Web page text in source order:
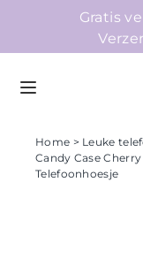
Gratis
Homepage
Home > Leuke
Candy Case
Telefoonhoesje